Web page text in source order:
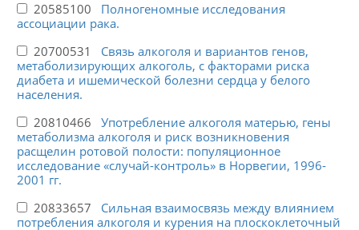
20585100 Полногеномные исследования
ассоциации рака.
20700531 Связь алкоголя и вариантов генов,
метаболизирующих алкоголь, с факторами риска
диабета и ишемической болезни сердца у белого
населения.
20810466 Употребление алкоголя матерью, гены
метаболизма алкоголя и риск возникновения
расщелин ротовой полости: популяционное
исследование «случай-контроль» в Норвегии, 1996-
2001 гг.
20833657 Сильная взаимосвязь между влиянием
потребления алкоголя и курения на плоскоклеточный